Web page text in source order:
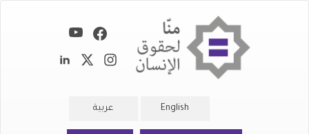
English عربية